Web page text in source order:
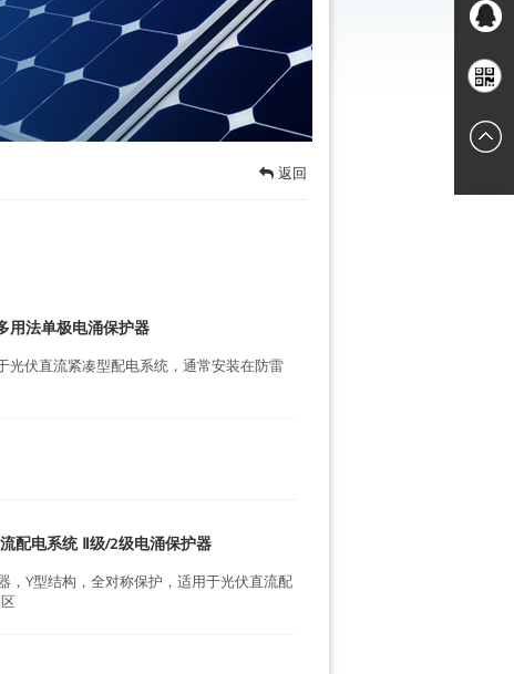
返回
用法单极电涌保护器
光伏直流紧凑型配电系统，通常安装在防雷
配电系统 Ⅱ级/2级电涌保护器
，Y型结构，全对称保护，适用于光伏直流配
联系电
话
在线咨
手机扫
一扫浏